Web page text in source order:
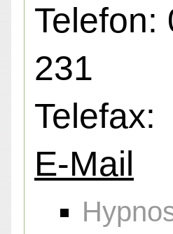
Telefon:
231
Telefax:
E-Mail